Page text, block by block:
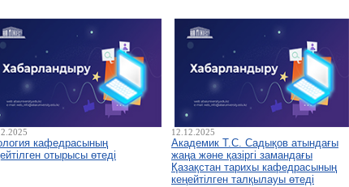
кафедрасының
отырысы өтеді
12.12.2025
Академик Т.С. Садықов атындағы
жаңа және қазіргі замандағы
Қазақстан тарихы кафедрасының
кеңейтілген талқылауы өтеді